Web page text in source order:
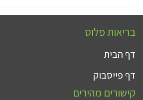
בריאות פלוס
דף הבית
דף פייסבוק
קישורים מהירים